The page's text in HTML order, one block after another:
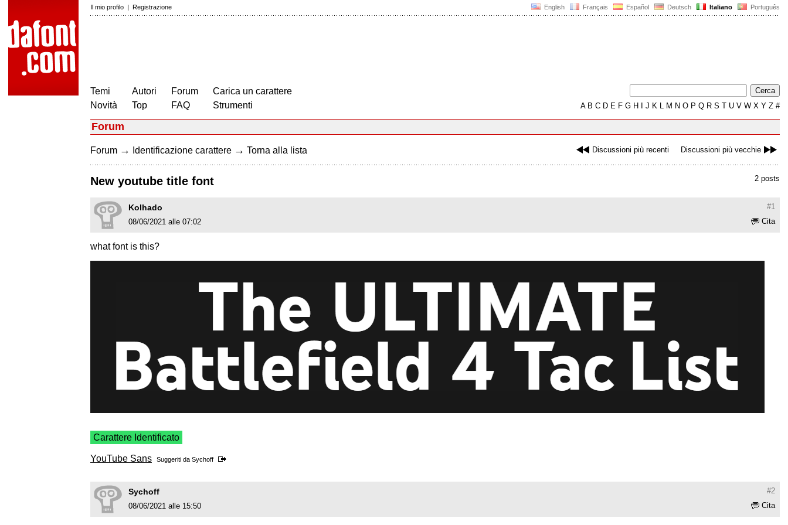
English Français Español Deutsch Italiano Português
Il mio profilo | Registrazione
Temi
Novità
Autori
Top
Forum
FAQ
Carica un carattere
Strumenti
AB C D E F G H J K L M N O P Q R S T U V W X Y Z #
Forum
Discussioni più recenti Discussioni più vecchie
Forum → Identificazione carattere → Torna alla lista
2 posts
New youtube title font
#1
Kolhado
Cita
08/06/2021 alle 07:02
what font is this?
Carattere Identificato
YouTube Sans Suggeriti da Sychoff
#2
Sychoff
Cita
08/06/2021 alle 15:50